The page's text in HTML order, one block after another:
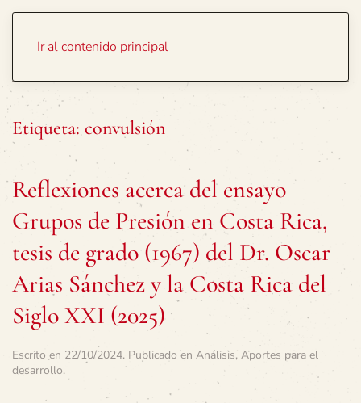
Ir al contenido principal
Etiqueta: convulsión
Reflexiones acerca del ensayo
Grupos de Presión en Costa Rica,
tesis de grado (1967) del Dr. Oscar
Arias Sánchez y la Costa Rica del
Siglo XXI (2025)
Escrito en 22/10/2024. Publicado en Análisis, Aportes para el
desarrollo.